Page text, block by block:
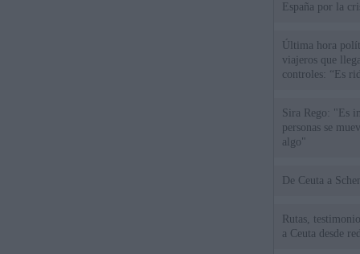
España por la
Última hora
viajeros que
controles: “Es
Sira Rego: "Es
personas se
algo"
De
Rutas,
a Ceuta desde